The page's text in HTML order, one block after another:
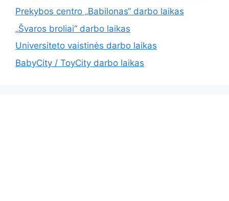
Prekybos centro „Babilonas“ darbo laikas
„Švaros broliai“ darbo laikas
Universiteto vaistinės darbo laikas
BabyCity / ToyCity darbo laikas